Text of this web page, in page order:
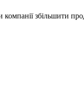
збільшити